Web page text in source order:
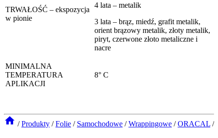
TRWAŁOŚĆ – ekspozycja
w pionie
4 lata – metalik
3 lata – brąz, miedź, grafit metalik,
orient brązowy metalik, złoty metalik,
piryt, czerwone złoto metaliczne i
nacre
MINIMALNA
TEMPERATURA
APLIKACJI
8° C
/ Produkty / Folie / Samochodowe / Wrappingowe / ORACAL /